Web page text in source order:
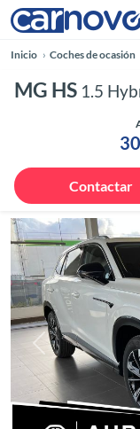
Inicio Coches de ocasión
MG HS 1.5
Contactar
Anterior